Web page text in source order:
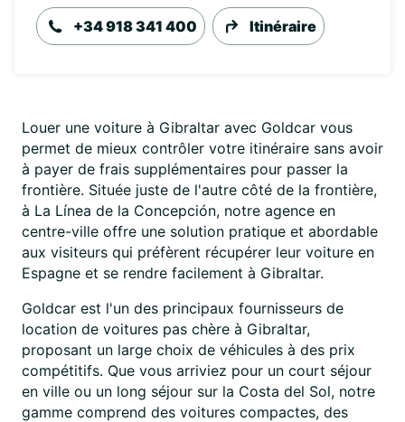
+34 918 341 400 Itinéraire
Louer une voiture à Gibraltar avec Goldcar vous
permet de mieux contrôler votre itinéraire sans avoir
à payer de frais supplémentaires pour passer la
frontière. Située juste de l'autre côté de la frontière,
à La Línea de la Concepción, notre agence en
centre-ville offre une solution pratique et abordable
aux visiteurs qui préfèrent récupérer leur voiture en
Espagne et se rendre facilement à Gibraltar.
Goldcar est l'un des principaux fournisseurs de
location de voitures pas chère à Gibraltar,
proposant un large choix de véhicules à des prix
compétitifs. Que vous arriviez pour un court séjour
en ville ou un long séjour sur la Costa del Sol, notre
gamme comprend des voitures compactes, des